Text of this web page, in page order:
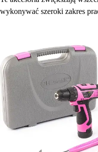
wykonywać szeroki zakres